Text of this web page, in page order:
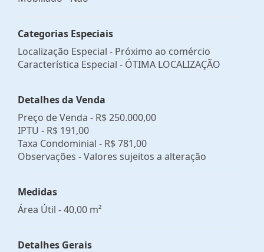
Categorias Especiais
Localização Especial - Próximo ao comércio
Característica Especial - ÓTIMA LOCALIZAÇÃO
Detalhes da Venda
Preço de Venda - R$ 250.000,00
IPTU - R$ 191,00
Taxa Condominial - R$ 781,00
Observações - Valores sujeitos a alteração
Medidas
Área Útil - 40,00 m²
Detalhes Gerais